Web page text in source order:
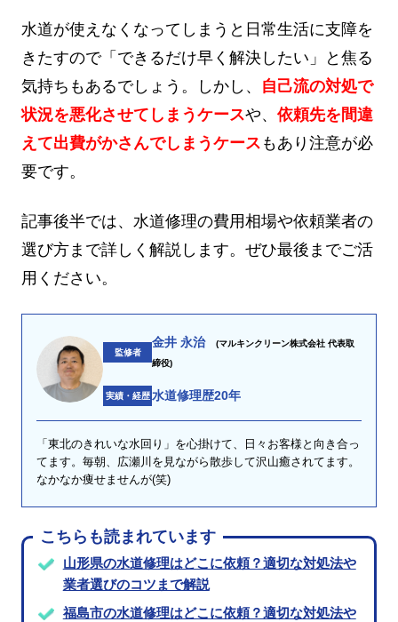
水道が使えなくなってしまうと日常生活に支障を
きたすので「できるだけ早く解決したい」と焦る
気持ちもあるでしょう。しかし、 自己流の対処で
状況を悪化させてしまうケースや、 依頼先を間違
えて出費がかさんでしまうケース もあり注意が必
要です。
記事後半では、水道修理の費用相場や依頼業者の
選び方まで詳しく解説します。ぜひ最後までご活
用ください。
監修者
金井 永治
(マルキンクリーン株式会社 代表取
締役)
実績・経歴 水道修理歴20年
「東北のきれいな水回り」を心掛けて、日々お客様と向き合っ
てます。毎朝、広瀬川を見ながら散歩して沢山癒されてます。
なかなか痩せませんが(笑)
こちらも読まれています
山形県の水道修理はどこに依頼？適切な対処法や
業者選びのコツまで解説
福島市の水道修理はどこに依頼？適切な対処法や